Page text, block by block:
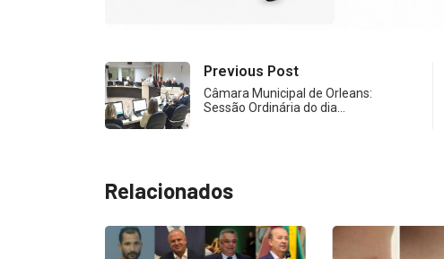
Previous Post
Câmara Municipal de Orleans:
Sessão Ordinária do dia…
Relacionados